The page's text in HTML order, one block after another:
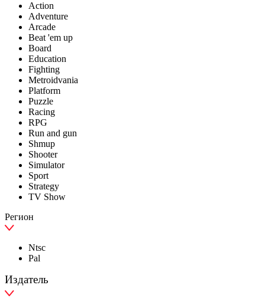
Action
Adventure
Arcade
Beat 'em up
Board
Education
Fighting
Metroidvania
Platform
Puzzle
Racing
RPG
Run and gun
Shmup
Shooter
Simulator
Sport
Strategy
TV Show
Регион
Ntsc
Pal
Издатель